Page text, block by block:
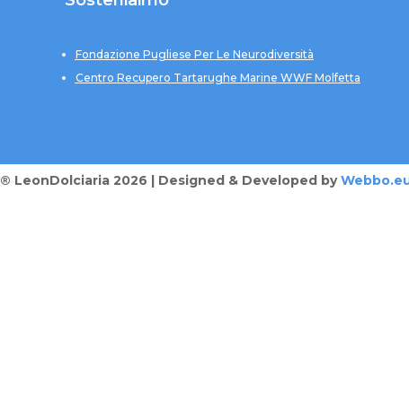
Fondazione Pugliese Per Le Neurodiversità
Centro Recupero Tartarughe Marine WWF Molfetta
® LeonDolciaria 2026 | Designed & Developed by